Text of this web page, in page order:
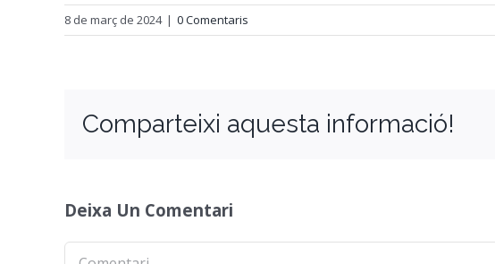
8 de març de 2024 | 0 Comentaris
Comparteixi aquesta informació!
Deixa Un Comentari
Comentari